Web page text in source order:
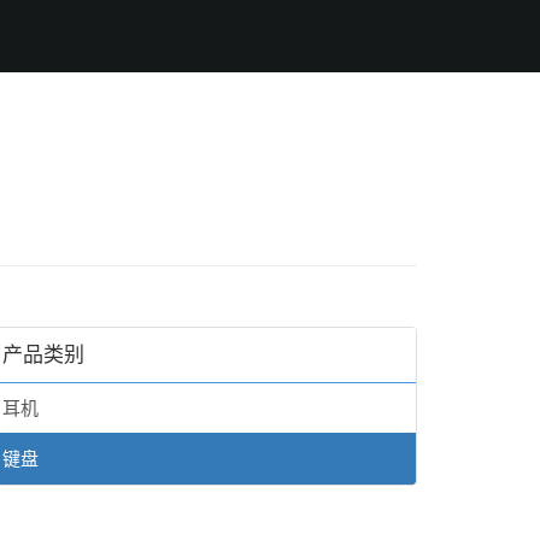
产品类别
耳机
键盘